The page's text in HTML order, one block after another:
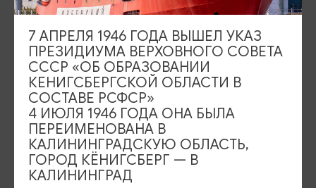
ПАМЯТНИКИ И СКУЛЬПТУРЫ
Счастливая семья
Калининград, ул. Сергеева
ДОБАВИТЬ В МАРШРУТ
7 АПРЕЛЯ 1946 ГОДА ВЫШЕЛ УКАЗ
ПРЕЗИДИУМА ВЕРХОВНОГО СОВЕТА
СССР «ОБ ОБРАЗОВАНИИ
КЕНИГСБЕРГСКОЙ ОБЛАСТИ В
СОСТАВЕ РСФСР»
4 ИЮЛЯ 1946 ГОДА ОНА БЫЛА
ПЕРЕИМЕНОВАНА В
КАЛИНИНГРАДСКУЮ ОБЛАСТЬ,
ГОРОД КЁНИГСБЕРГ — В
КАЛИНИНГРАД